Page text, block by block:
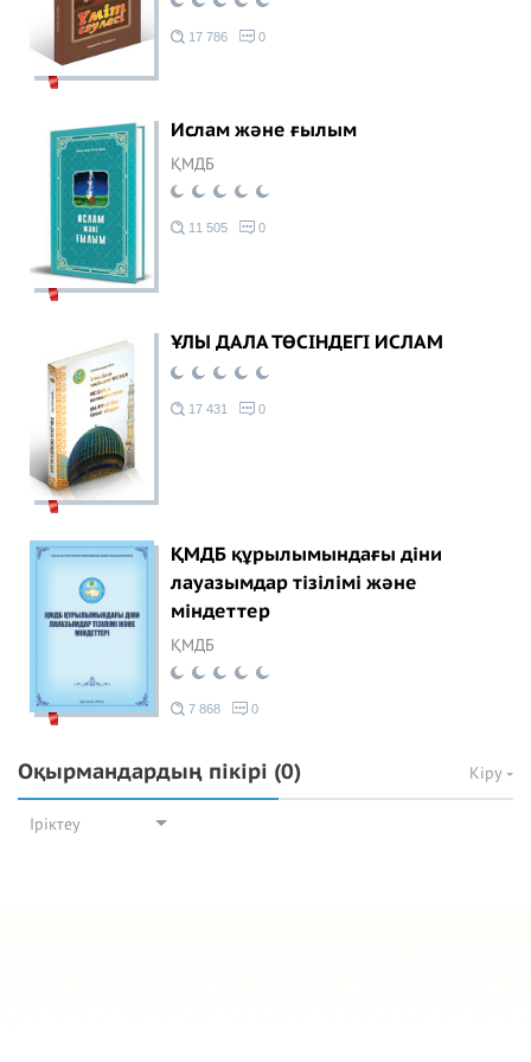
17 786 0
Ислам және ғылым
ҚМДБ
11 505 0
ҰЛЫ ДАЛА ТӨСІНДЕГІ ИСЛАМ
17 431 0
ҚМДБ құрылымындағы діни
лауазымдар тізілімі және
міндеттер
ҚМДБ
7 868 0
Оқырмандардың пікірі (0) Кіру
Іріктеу